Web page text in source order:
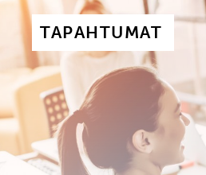
TAPAHTUMAT